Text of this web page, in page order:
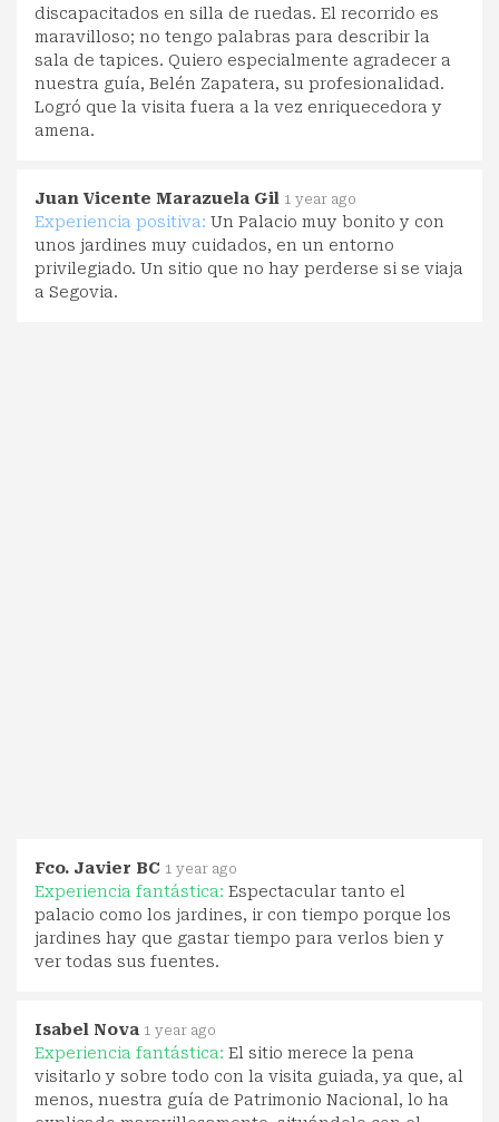
discapacitados en silla de ruedas. El recorrido es
maravilloso; no tengo palabras para describir la
sala de tapices. Quiero especialmente agradecer a
nuestra guía, Belén Zapatera, su profesionalidad.
Logró que la visita fuera a la vez enriquecedora y
amena.
Juan Vicente Marazuela Gil 1 year ago
Experiencia positiva: Un Palacio muy bonito y con
unos jardines muy cuidados, en un entorno
privilegiado. Un sitio que no hay perderse si se viaja
a Segovia.
Fco. Javier BC 1 year ago
Experiencia fantástica: Espectacular tanto el
palacio como los jardines, ir con tiempo porque los
jardines hay que gastar tiempo para verlos bien y
ver todas sus fuentes.
Isabel Nova 1 year ago
Experiencia fantástica: El sitio merece la pena
visitarlo y sobre todo con la visita guiada, ya que, al
menos, nuestra guía de Patrimonio Nacional, lo ha